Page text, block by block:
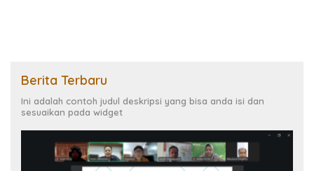
Berita Terbaru
Ini adalah contoh judul deskripsi yang bisa anda isi dan
sesuaikan pada widget